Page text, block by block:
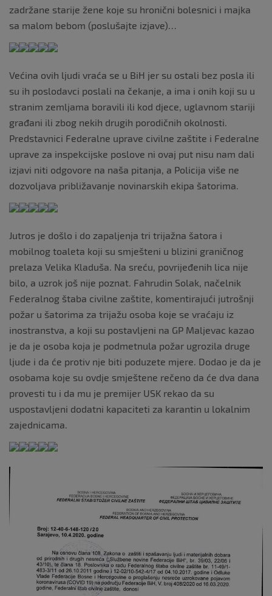
zadržane starije žene koje su hronični bolesnici i majka
sa malom bebom (poslušajte izjave)…
Većina ovih ljudi vraća se u BiH jer su ostali bez posla ili
su ih poslodavci poslali na čekanje, a ima i onih koji su u
stranim zemljama boravili ili kod djece, uglavnom stariji
građani ili zbog nekih drugih porodičnih okolnosti.
Predstavnici Federalne uprave civilne zaštite i Federalne
uprave za inspekcijske poslove ni ovaj put nisu nam dali
izjavi niti odgovore na naša pitanja, a Policija više ne
dozvoljava približavanje novinarskih ekipa šatorima.
Jutros je došlo i do zapaljenja tri trijažna šatora i
mobilnog toaleta koji su smješteni u blizini graničnog
prelaza Velika Kladuša. Na sreću, povrijeđenih lica nije
bilo, a uzrok još nije poznat. Fahrudin Solak, načelnik
Federalnog štaba civilne zaštite, komentirajući jutrošnji
požar u šatorima za trijažu osoba koje se vraćaju iz
inostranstva, a koji su postavljeni na GP Maljevac kazao
je da je osoba koja je podmetnula požar ugrozila druge
ljude i da će protiv nje biti poduzete mjere. Dodao je da je
osobama koje su ovdje smještene rečeno da će dva dana
provesti tu i da mu je premijer USK rekao da su
uspostavljeni dodatni kapaciteti za karantin u lokalnim
zajednicama.